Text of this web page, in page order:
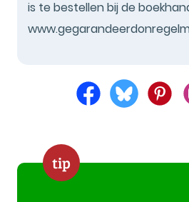
is te bestellen bij de
tip